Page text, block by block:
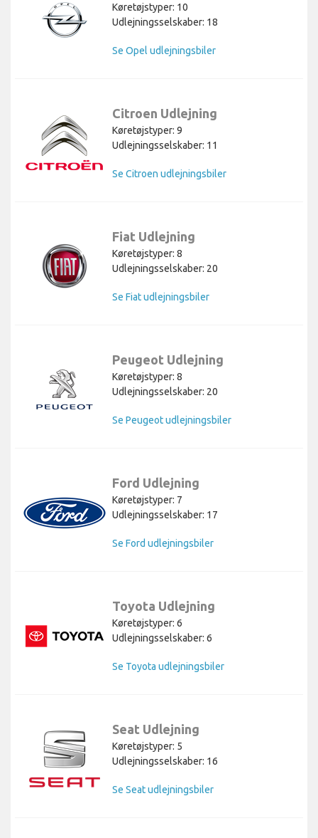
Køretøjstyper: 10
Udlejningsselskaber: 18
Se Opel udlejningsbiler
Citroen Udlejning
Køretøjstyper: 9
Udlejningsselskaber: 11
Se Citroen udlejningsbiler
Fiat Udlejning
Køretøjstyper: 8
Udlejningsselskaber: 20
Se Fiat udlejningsbiler
Peugeot Udlejning
Køretøjstyper: 8
Udlejningsselskaber: 20
Se Peugeot udlejningsbiler
Ford Udlejning
Køretøjstyper: 7
Udlejningsselskaber: 17
Se Ford udlejningsbiler
Toyota Udlejning
Køretøjstyper: 6
Udlejningsselskaber: 6
Se Toyota udlejningsbiler
Seat Udlejning
Køretøjstyper: 5
Udlejningsselskaber: 16
Se Seat udlejningsbiler